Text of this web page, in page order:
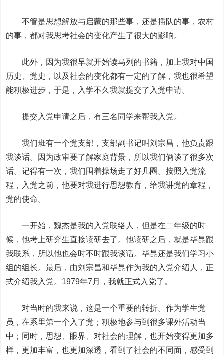
不管是思想解放与启蒙的那些事，还是插队的事，农村
的事，都对我思考社会的变化产生了很大的影响。
此外，因为我很早就开始读马列的书籍，加上我对中国
历史、党史，以及社会的变化都有一定的了解，我也很希望
能积极进步，于是，入学不久我就提交了入党申请。
提交入党申请之后，有三名同学来帮我入党。
我们班有一个党支部，支部副书记叫刘宗昌，他负责跟
我谈话。因为政审要了解家庭背景，所以我们俩谈了很多次
话。记得有一次，我们围着操场走了好几圈。按照入党流
程，入党之前，他要对我进行思想教育，给我讲党的章程，
党的使命。
一开始，魏杰是我的入党联络人，但是在二年级的时
候，他考上研究生直接读研去了。他读研之后，就是毕昆跟
我联系，所以他也会时不时跟我谈话。毕昆还是我们学习小
组的组长。最后，由刘宗昌和毕昆作为我的入党介绍人，正
式介绍我入党。1979年7月，我就正式入党了。
对当时的我来说，这是一个重要的转折。作为学生党
员，在系里第一个入了党；积极地参与到很多课外活动当
中；同时，思想、眼界、对社会的理解，也开始变得更加多
样，更加丰富，也更加深透，看到了社会的不同面，感受到